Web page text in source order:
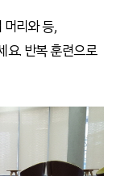
머리와 등,
요. 반복 훈련으로